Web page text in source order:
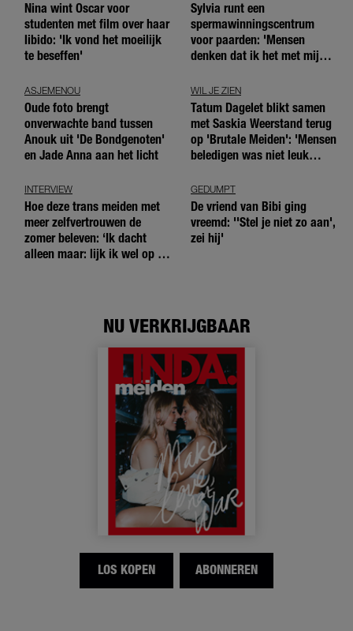
Nina wint Oscar voor
studenten met film over haar
libido: 'Ik vond het moeilijk
te beseffen'
Sylvia runt een
spermawinningscentrum
voor paarden: 'Mensen
denken dat ik het met mijn
ASJEMENOU
Oude foto brengt
onverwachte band tussen
Anouk uit 'De Bondgenoten'
en Jade Anna aan het licht
WIL JE ZIEN
Tatum Dagelet blikt samen
met Saskia Weerstand terug
op 'Brutale Meiden': 'Mensen
beledigen was niet leuk
INTERVIEW
Hoe deze trans meiden met
meer zelfvertrouwen de
zomer beleven: ‘Ik dacht
alleen maar: lijk ik wel op de
GEDUMPT
De vriend van Bibi ging
vreemd: ''Stel je niet zo aan',
zei hij'
NU VERKRIJGBAAR
LOS KOPEN ABONNEREN